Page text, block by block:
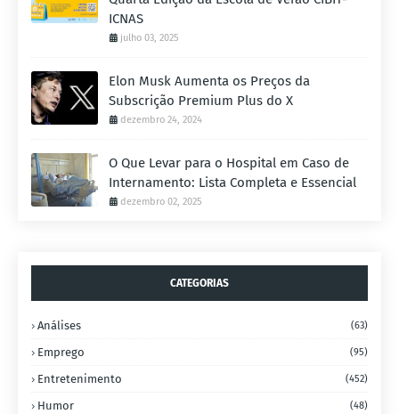
ICNAS
julho 03, 2025
Elon Musk Aumenta os Preços da
Subscrição Premium Plus do X
dezembro 24, 2024
O Que Levar para o Hospital em Caso de
Internamento: Lista Completa e Essencial
dezembro 02, 2025
CATEGORIAS
Análises (63)
Emprego (95)
Entretenimento (452)
Humor (48)